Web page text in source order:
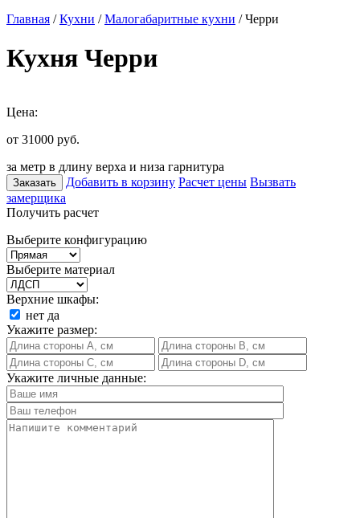
Главная /Кухни /Малогабаритные кухни / Черри
Кухня Черри
Цена:
от 31000 руб.
за метр в длину верха и низа гарнитура
Заказать Добавить в корзину Расчет цены Вызвать
замерщика
Получить расчет
Выберите конфигурацию
Выберите материал
Верхние шкафы:
нет да
Укажите размер:
Укажите личные данные: